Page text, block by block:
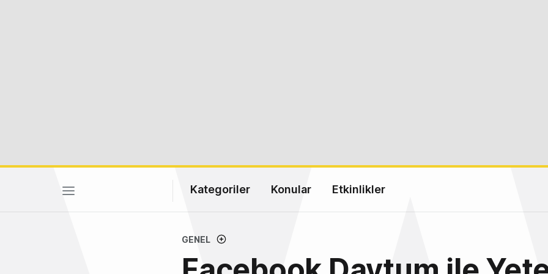
Kategoriler Konular Etkinlikler
GENEL